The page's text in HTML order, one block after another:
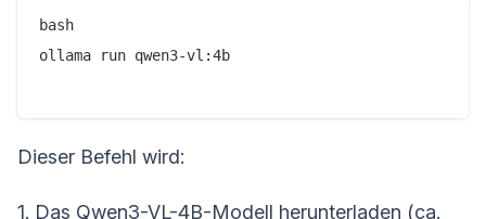
bash
ollama run qwen3-vl:4b
Dieser Befehl wird:
1. Das Qwen3-VL-4B-Modell herunterladen (ca.